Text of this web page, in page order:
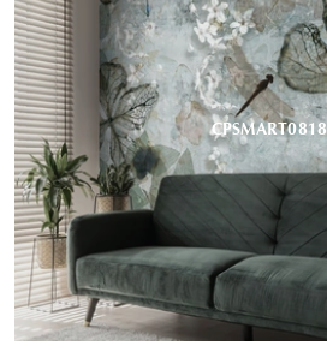
CPSMART0818